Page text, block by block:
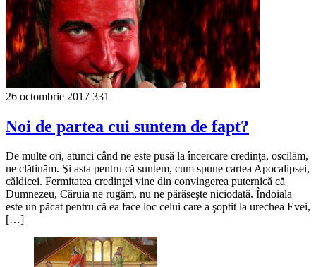
26 octombrie 2017 331
Noi de partea cui suntem de fapt?
De multe ori, atunci când ne este pusă la încercare credinţa, oscilăm,
ne clătinăm. Şi asta pentru că suntem, cum spune cartea Apocalipsei,
căldicei. Fermitatea credinţei vine din convingerea puternică că
Dumnezeu, Căruia ne rugăm, nu ne părăseşte niciodată. Îndoiala
este un păcat pentru că ea face loc celui care a şoptit la urechea Evei,
[…]